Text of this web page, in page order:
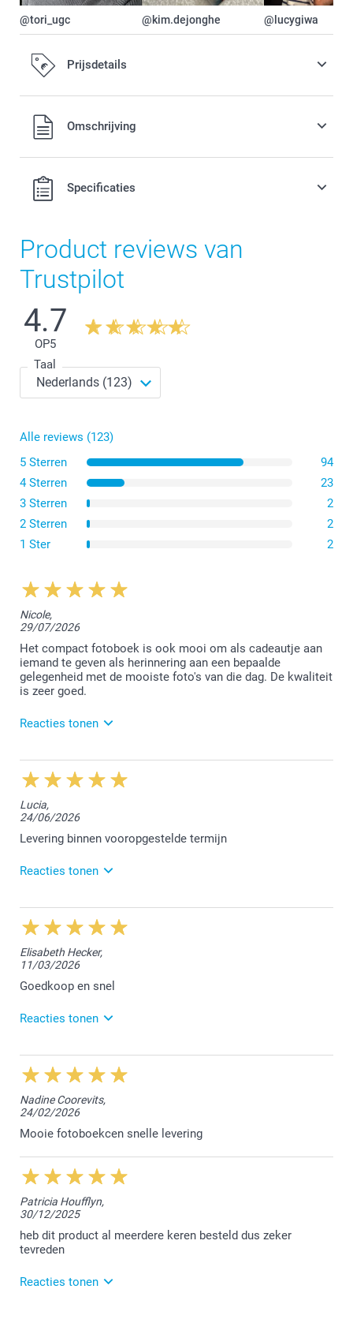
@tori_ugc @kim.dejonghe @lucygiwa
Prijsdetails
Alle prijzen zijn in EURO (€) inclusief BTW en exclusief
verzendkosten.Omschrijving
Specificaties
Product reviews van
Trustpilot
4.7
OP5
Taal
Alle reviews (123)
5 Sterren
94
4 Sterren
23
3 Sterren
2
2 Sterren
2
1 Ster
2
Nicole,
29/07/2026
Het compact fotoboek is ook mooi om als cadeautje aan
iemand te geven als herinnering aan een bepaalde
gelegenheid met de mooiste foto's van die dag. De kwaliteit
is zeer goed.
Reacties tonen
3/08/2026
13:00
Hallo Nicole,
Wij zijn erg blij dat je tevreden bent met jouw
bestelde compact fotoboek. We kijken ernaar uit om
jou in de toekomst opnieuw te mogen verwelkomen.
Vriendelijke groet!
Lucia,
24/06/2026
Levering binnen vooropgestelde termijn
Reacties tonen
25/06/2026
14:49
Hallo Lucia,
Bedankt voor jouw mooie 5 sterren review. We
vonden het fijn jouw bestelling te mogen afwerken.
Nathalie @smartphoto
Elisabeth Hecker,
11/03/2026
Goedkoop en snel
Reacties tonen
31/03/2026
10:24
Hallo Elisabeth,
Bedankt voor jouw mooie 5 sterren review. We
vonden het fijn om jouw bestelling te mogen
Hartelijke groet!
Nathalie @smartphoto
Nadine Coorevits,
24/02/2026
Mooie fotoboekcen snelle levering
Patricia Houfflyn,
30/12/2025
heb dit product al meerdere keren besteld dus zeker
tevreden
Reacties tonen